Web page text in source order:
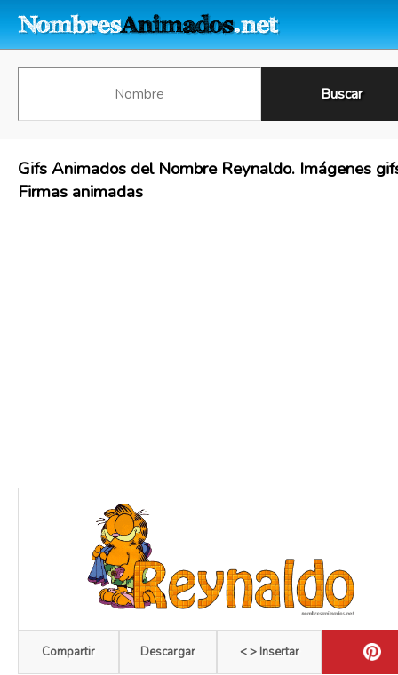
Gifs Animados del Nombre Reynaldo. Imágenes
Firmas animadas
Compartir Descargar < > Insertar